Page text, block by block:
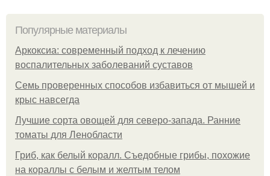
Популярные материалы
Аркоксиа: современный подход к лечению
воспалительных заболеваний суставов
Семь проверенных способов избавиться от мышей и
крыс навсегда
Лучшие сорта овощей для северо-запада. Ранние
томаты для Ленобласти
Гриб, как белый коралл. Съедобные грибы, похожие
на кораллы с белым и желтым телом